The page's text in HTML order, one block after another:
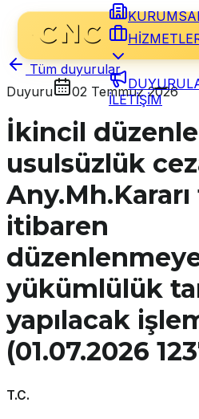
İLETİŞİM
Tüm duyurular
Duyuru
02 Temmuz 2026
İkincil
usulsüzlük
itibaren
yükümlülük
yapılacak
(01.07.2026
T.C.